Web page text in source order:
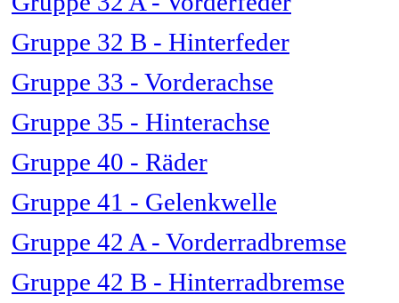
Gruppe 32 B - Hinterfeder
Gruppe 33 - Vorderachse
Gruppe 35 - Hinterachse
Gruppe 40 - Räder
Gruppe 41 - Gelenkwelle
Gruppe 42 A - Vorderradbremse
Gruppe 42 B - Hinterradbremse